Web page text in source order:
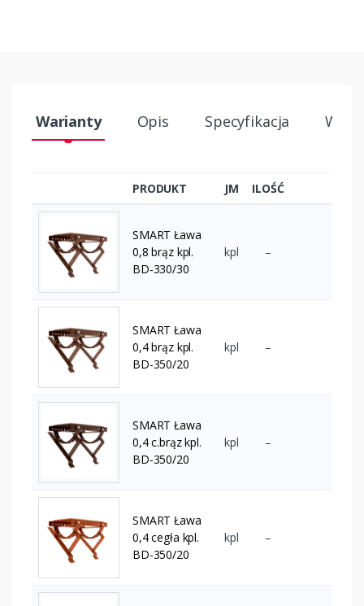
Warianty Opis Specyfikacja
PRODUKT JM ILOŚĆ
SMART Ława
0,8 brąz kpl.
BD-330/30
kpl –
SMART Ława
0,4 brąz kpl.
BD-350/20
kpl –
SMART Ława
0,4 c.brąz kpl.
BD-350/20
kpl –
SMART Ława
0,4 cegła kpl.
BD-350/20
kpl –